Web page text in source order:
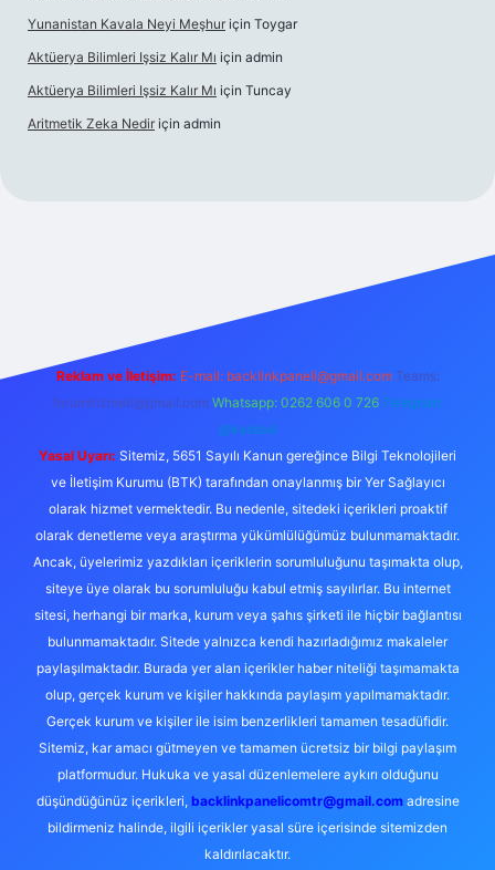
Yunanistan Kavala Neyi Meşhur için Toygar
Aktüerya Bilimleri Işsiz Kalır Mı için admin
Aktüerya Bilimleri Işsiz Kalır Mı için Tuncay
Aritmetik Zeka Nedir için admin
Reklam ve İletişim: E-mail: backlinkpaneli@gmail.com Teams:
forumhizmeti@gmail.com Whatsapp: 0262 606 0 726 Telegram:
@karabul
Yasal Uyarı: Sitemiz, 5651 Sayılı Kanun gereğince Bilgi Teknolojileri
ve İletişim Kurumu (BTK) tarafından onaylanmış bir Yer Sağlayıcı
olarak hizmet vermektedir. Bu nedenle, sitedeki içerikleri proaktif
olarak denetleme veya araştırma yükümlülüğümüz bulunmamaktadır.
Ancak, üyelerimiz yazdıkları içeriklerin sorumluluğunu taşımakta olup,
siteye üye olarak bu sorumluluğu kabul etmiş sayılırlar. Bu internet
sitesi, herhangi bir marka, kurum veya şahıs şirketi ile hiçbir bağlantısı
bulunmamaktadır. Sitede yalnızca kendi hazırladığımız makaleler
paylaşılmaktadır. Burada yer alan içerikler haber niteliği taşımamakta
olup, gerçek kurum ve kişiler hakkında paylaşım yapılmamaktadır.
Gerçek kurum ve kişiler ile isim benzerlikleri tamamen tesadüfidir.
Sitemiz, kar amacı gütmeyen ve tamamen ücretsiz bir bilgi paylaşım
platformudur. Hukuka ve yasal düzenlemelere aykırı olduğunu
düşündüğünüz içerikleri, backlinkpanelicomtr@gmail.comadresine
bildirmeniz halinde, ilgili içerikler yasal süre içerisinde sitemizden
kaldırılacaktır.